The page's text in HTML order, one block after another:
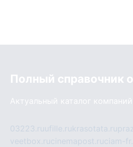
Полный справочник
Актуальный каталог
03223.ruufille.rukrasotata.ru
veetbox.rucinemapost.ruciam-